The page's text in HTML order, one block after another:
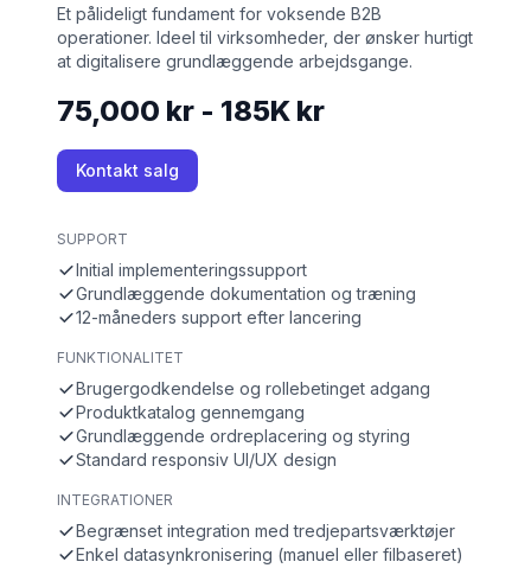
Et pålideligt fundament for voksende B2B
operationer. Ideel til virksomheder, der ønsker hurtigt
at digitalisere grundlæggende arbejdsgange.
75,000 kr - 185K kr
Kontakt salg
SUPPORT
Initial implementeringssupport
Grundlæggende dokumentation og træning
12-måneders support efter lancering
FUNKTIONALITET
Brugergodkendelse og rollebetinget adgang
Produktkatalog gennemgang
Grundlæggende ordreplacering og styring
Standard responsiv UI/UX design
INTEGRATIONER
Begrænset integration med tredjepartsværktøjer
Enkel datasynkronisering (manuel eller filbaseret)